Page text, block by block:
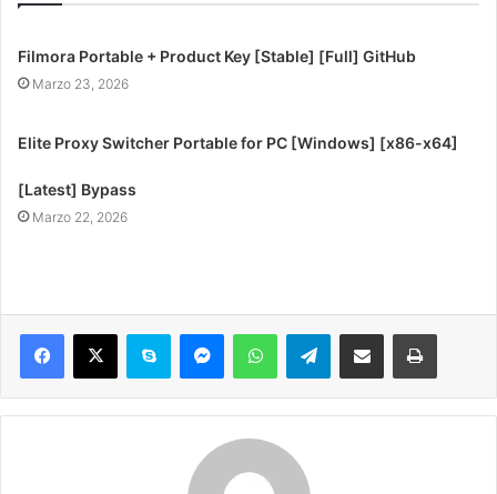
Filmora Portable + Product Key [Stable] [Full] GitHub
Marzo 23, 2026
Elite Proxy Switcher Portable for PC [Windows] [x86-x64]
[Latest] Bypass
Marzo 22, 2026